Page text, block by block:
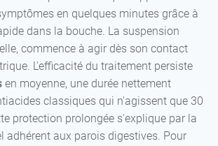
en quelques minutes grâce à
dans la bouche. La suspension
commence à agir dès son contact
L'efficacité du traitement persiste
en moyenne, une durée nettement
classiques qui n'agissent que 30
protection prolongée s'explique par la
adhérent aux parois digestives. Pour